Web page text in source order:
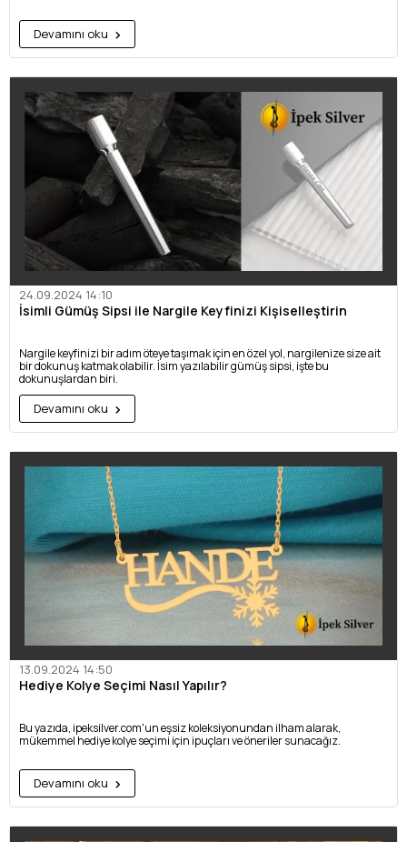
Devamını oku
24.09.2024 14:10
İsimli Gümüş Sipsi ile Nargile Keyfinizi Kişiselleştirin
Nargile keyfinizi bir adım öteye taşımak için en özel yol, nargilenize size ait
bir dokunuş katmak olabilir. İsim yazılabilir gümüş sipsi, işte bu
dokunuşlardan biri.
Devamını oku
13.09.2024 14:50
Hediye Kolye Seçimi Nasıl Yapılır?
Bu yazıda, ipeksilver.com'un eşsiz koleksiyonundan ilham alarak,
mükemmel hediye kolye seçimi için ipuçları ve öneriler sunacağız.
Devamını oku